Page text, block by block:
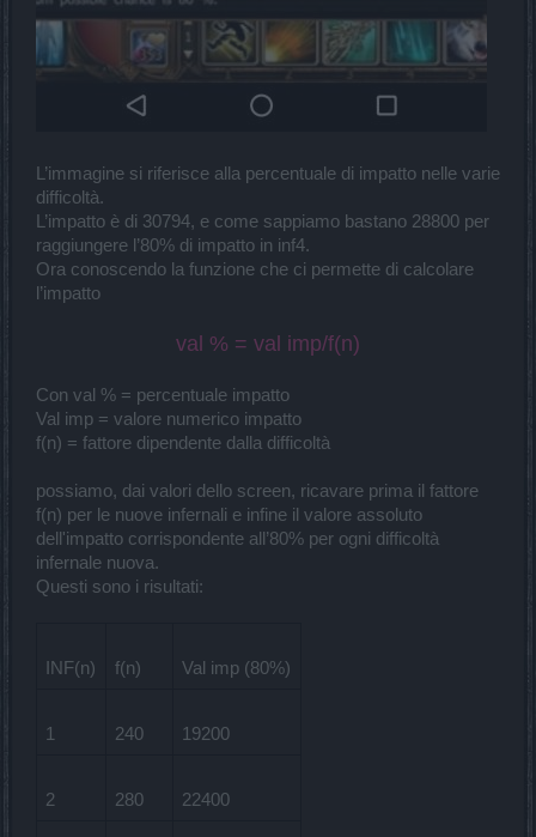
L’immagine si riferisce alla percentuale di impatto nelle varie
difficoltà.
L’impatto è di 30794, e come sappiamo bastano 28800 per
raggiungere l’80% di impatto in inf4.
Ora conoscendo la funzione che ci permette di calcolare
l’impatto
val % = val imp/f(n)
Con val % = percentuale impatto
Val imp = valore numerico impatto
f(n) = fattore dipendente dalla difficoltà
possiamo, dai valori dello screen, ricavare prima il fattore
f(n) per le nuove infernali e infine il valore assoluto
dell'impatto corrispondente all’80% per ogni difficoltà
infernale nuova.
Questi sono i risultati:
INF(n) f(n) Val imp (80%)
1 240 19200
2 280 22400